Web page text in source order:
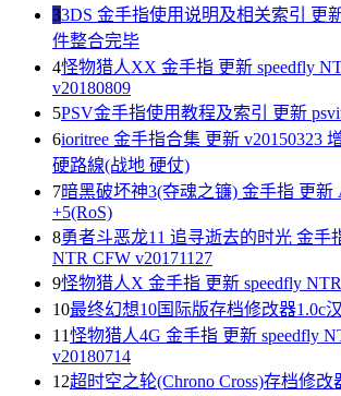
33DS 金手指使用说明及相关索引 更
件整合完毕
4怪物猎人XX 金手指 更新 speedfly
v20180809
5PSV金手指使用教程及索引 更新
6ioritree 金手指合集 更新 v20150323
硬路線(战地 硬仗)
7暗黑破坏神3(夺魂之镰) 金手指 更新
+5(RoS)
8勇者斗恶龙11 追寻逝去的时光 金手
NTR CFW v20171127
9怪物猎人X 金手指 更新 speedfly
10最终幻想10国际版存档修改器1.0c
11怪物猎人4G 金手指 更新 speedfly
v20180714
12超时空之轮(Chrono Cross)存档修改